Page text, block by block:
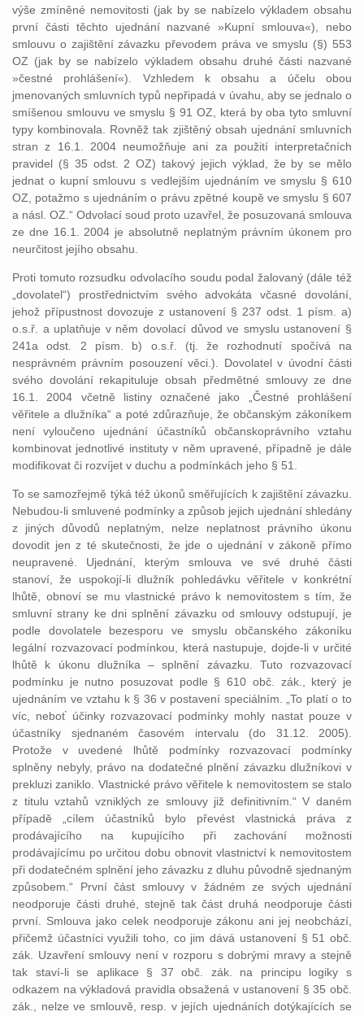
výše zmíněné nemovitosti (jak by se nabízelo výkladem obsahu
první části těchto ujednání nazvané »Kupní smlouva«), nebo
smlouvu o zajištění závazku převodem práva ve smyslu (§) 553
OZ (jak by se nabízelo výkladem obsahu druhé části nazvané
»čestné prohlášení«). Vzhledem k obsahu a účelu obou
jmenovaných smluvních typů nepřipadá v úvahu, aby se jednalo o
smíšenou smlouvu ve smyslu § 91 OZ, která by oba tyto smluvní
typy kombinovala. Rovněž tak zjištěný obsah ujednání smluvních
stran z 16.1. 2004 neumožňuje ani za použití interpretačních
pravidel (§ 35 odst. 2 OZ) takový jejich výklad, že by se mělo
jednat o kupní smlouvu s vedlejším ujednáním ve smyslu § 610
OZ, potažmo s ujednáním o právu zpětné koupě ve smyslu § 607
a násl. OZ.“ Odvolací soud proto uzavřel, že posuzovaná smlouva
ze dne 16.1. 2004 je absolutně neplatným právním úkonem pro
neurčitost jejího obsahu.
Proti tomuto rozsudku odvolacího soudu podal žalovaný (dále též
„dovolatel“) prostřednictvím svého advokáta včasné dovolání,
jehož přípustnost dovozuje z ustanovení § 237 odst. 1 písm. a)
o.s.ř. a uplatňuje v něm dovolací důvod ve smyslu ustanovení §
241a odst. 2 písm. b) o.s.ř. (tj. že rozhodnutí spočívá na
nesprávném právním posouzení věci.). Dovolatel v úvodní části
svého dovolání rekapituluje obsah předmětné smlouvy ze dne
16.1. 2004 včetně listiny označené jako „Čestné prohlášení
věřitele a dlužníka“ a poté zdůrazňuje, že občanským zákoníkem
není vyloučeno ujednání účastníků občanskoprávního vztahu
kombinovat jednotlivé instituty v něm upravené, případně je dále
modifikovat či rozvíjet v duchu a podmínkách jeho § 51.
To se samozřejmě týká též úkonů směřujících k zajištění závazku.
Nebudou-li smluvené podmínky a způsob jejich ujednání shledány
z jiných důvodů neplatným, nelze neplatnost právního úkonu
dovodit jen z té skutečnosti, že jde o ujednání v zákoně přímo
neupravené. Ujednání, kterým smlouva ve své druhé části
stanoví, že uspokojí-li dlužník pohledávku věřitele v konkrétní
lhůtě, obnoví se mu vlastnické právo k nemovitostem s tím, že
smluvní strany ke dni splnění závazku od smlouvy odstupují, je
podle dovolatele bezesporu ve smyslu občanského zákoníku
legální rozvazovací podmínkou, která nastupuje, dojde-li v určité
lhůtě k úkonu dlužníka – splnění závazku. Tuto rozvazovací
podmínku je nutno posuzovat podle § 610 obč. zák., který je
ujednáním ve vztahu k § 36 v postavení speciálním. „To platí o to
víc, neboť účinky rozvazovací podmínky mohly nastat pouze v
účastníky sjednaném časovém intervalu (do 31.12. 2005).
Protože v uvedené lhůtě podmínky rozvazovací podmínky
splněny nebyly, právo na dodatečné plnění závazku dlužníkovi v
prekluzi zaniklo. Vlastnické právo věřitele k nemovitostem se stalo
z titulu vztahů vzniklých ze smlouvy již definitivním.“ V daném
případě „cílem účastníků bylo převést vlastnická práva z
prodávajícího na kupujícího při zachování možnosti
prodávajícímu po určitou dobu obnovit vlastnictví k nemovitostem
při dodatečném splnění jeho závazku z dluhu původně sjednaným
způsobem.“ První část smlouvy v žádném ze svých ujednání
neodporuje části druhé, stejně tak část druhá neodporuje části
první. Smlouva jako celek neodporuje zákonu ani jej neobchází,
přičemž účastníci využili toho, co jim dává ustanovení § 51 obč.
zák. Uzavření smlouvy není v rozporu s dobrými mravy a stejně
tak staví-li se aplikace § 37 obč. zák. na principu logiky s
odkazem na výkladová pravidla obsažená v ustanovení § 35 obč.
zák., nelze ve smlouvě, resp. v jejích ujednáních dotýkajících se